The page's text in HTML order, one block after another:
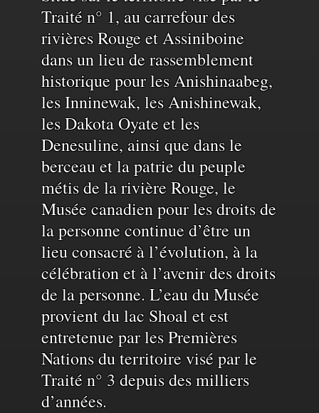
du
territoire
et
de
l'eau
Traité n° 1, au carrefour des
rivières Rouge et Assiniboine
dans un lieu de rassemblement
historique pour les Anishinaabeg,
les Inninewak, les Anishinewak,
les Dakota Oyate et les
Denesuline, ainsi que dans le
berceau et la patrie du peuple
métis de la rivière Rouge, le
Musée canadien pour les droits de
la personne continue d’être un
lieu consacré à l’évolution, à la
célébration et à l’avenir des droits
de la personne. L’eau du Musée
provient du lac Shoal et est
entretenue par les Premières
Nations du territoire visé par le
Traité n° 3 depuis des milliers
d’années.